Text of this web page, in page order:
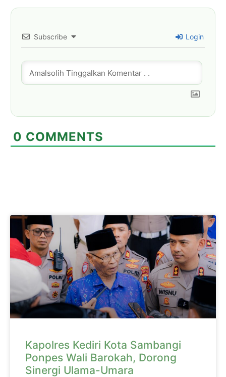
Subscribe Login
0 COMMENTS
Kapolres Kediri Kota Sambangi
Ponpes Wali Barokah, Dorong
Sinergi Ulama-Umara